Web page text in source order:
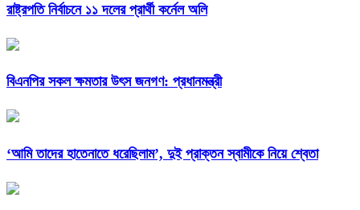
রাষ্ট্রপতি নির্বাচনে ১১ দলের প্রার্থী কর্নেল অলি
বিএনপির সকল ক্ষমতার উৎস জনগণ: প্রধানমন্ত্রী
‘আমি তাদের হাতেনাতে ধরেছিলাম’, দুই প্রাক্তন স্বামীকে নিয়ে শ্বেতা